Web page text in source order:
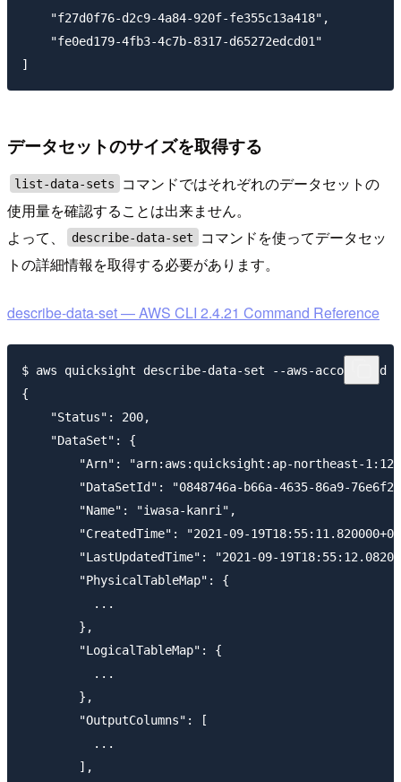
    "f27d0f76-d2c9-4a84-920f-fe355c13a418",
    "fe0ed179-4fb3-4c7b-8317-d65272edcd01"
データセットのサイズを取得する
list-data-sets
コマンドではそれぞれのデータセットの
使用量を確認することは出来ません。
よって、
describe-data-set
コマンドを使ってデータセッ
トの詳細情報を取得する必要があります。
describe-data-set — AWS CLI 2.4.21 Command Reference
$ aws quicksight describe-data-set --aws-account-id
{
    "Status": 200,
    "DataSet": {
"Arn": "arn:aws:quicksight:ap-northeast-
"DataSetId": "0848746a-b66a-4635-86a9-
        "Name": "iwasa-kanri",
"CreatedTime": "2021-09-
"LastUpdatedTime": "2021-09-
        "PhysicalTableMap": {
          ...
        },
        "LogicalTableMap": {
          ...
        },
        "OutputColumns": [
          ...
        ],